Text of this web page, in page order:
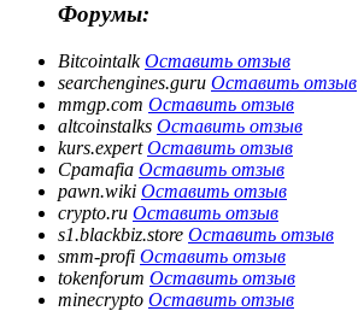
Форумы:
Bitcointalk Оставить отзыв
searchengines.guru Оставить отзыв
mmgp.com Оставить отзыв
altcoinstalks Оставить отзыв
kurs.expert Оставить отзыв
Cpamafia Оставить отзыв
pawn.wiki Оставить отзыв
crypto.ru Оставить отзыв
s1.blackbiz.store Оставить отзыв
smm-profi Оставить отзыв
tokenforum Оставить отзыв
minecrypto Оставить отзыв